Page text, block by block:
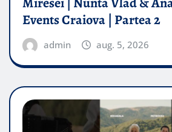
Events Craiova | Partea 2
admin aug. 5, 2026